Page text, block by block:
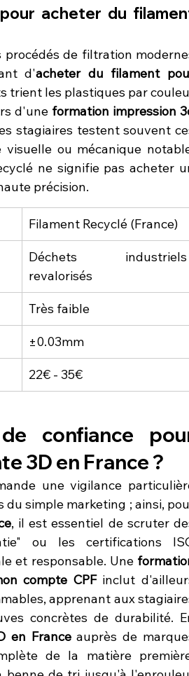
acheter du
de filtration
d'acheter du filament
trient les plastiques par
d'une formation impression
stagiaires testent souvent
ne signifie pas acheter
précision.
Filament Recyclé (France)
Déchets industriels
revalorisés
Très faible
±0.03mm
22€ - 35€
confiance
3D en France ?
une vigilance
simple marketing ; ainsi,
, il est essentiel de scruter
ou les certifications
et responsable. Une
compte CPF inclut
apprenant aux
concrètes de durabilité.
en France auprès de
de la matière